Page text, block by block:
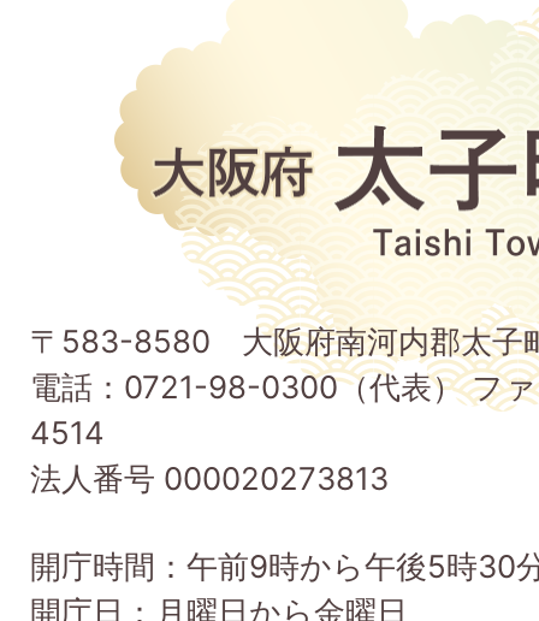
町
Taishi
Town
〒583-8580 大阪府南河内郡太子
電話：0721-98-0300（代表） フ
4514
法人番号 000020273813
開庁時間：午前9時から午後5時30
開庁日：月曜日から金曜日